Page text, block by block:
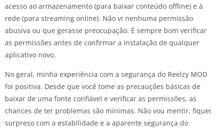
acesso ao armazenamento (para baixar conteúdo offline) e à
rede (para streaming online). Não vi nenhuma permissão
abusiva ou que gerasse preocupação. É sempre bom verificar
as permissões antes de confirmar a instalação de qualquer
aplicativo novo.
No geral, minha experiência com a segurança do Reelzy MOD
foi positiva. Desde que você tome as precauções básicas de
baixar de uma fonte confiável e verificar as permissões, as
chances de ter problemas são mínimas. Não vou mentir, fiquei
surpreso com a estabilidade e a aparente segurança do